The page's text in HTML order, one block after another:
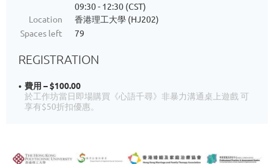
09:30 - 12:30 (CST)
Location
香港理工大學 (HJ202)
Spaces left
79
REGISTRATION
費用 – $100.00
於工作坊當日即場購買《心語千尋》非暴力溝通桌上遊戲 可
享有$50折扣優惠。